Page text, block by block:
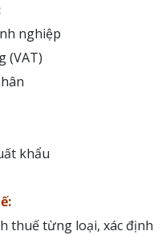
nghiệp
(VAT)
khẩu
thuế từng loại, xác định